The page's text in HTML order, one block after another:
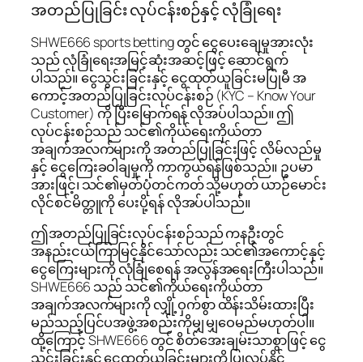
အတည်ပြုခြင်း လုပ်ငန်းစဉ်နှင့် လုံခြုံရေး
SHWE666 sports betting တွင် ငွေပေးချေမှုအားလုံး
သည် လုံခြုံရေးအမြင့်ဆုံးအဆင့်ဖြင့် ဆောင်ရွက်
ပါသည်။ ငွေသွင်းခြင်းနှင့် ငွေထုတ်ယူခြင်းမပြုမီ အ
ကောင့်အတည်ပြုခြင်းလုပ်ငန်းစဉ် (KYC – Know Your
Customer) ကို ပြီးမြောက်ရန် လိုအပ်ပါသည်။ ဤ
လုပ်ငန်းစဉ်သည် သင်၏ကိုယ်ရေးကိုယ်တာ
အချက်အလက်များကို အတည်ပြုခြင်းဖြင့် လိမ်လည်မှု
နှင့် ငွေကြေးခဝါချမှုကို ကာကွယ်ရန်ဖြစ်သည်။ ဥပမာ
အားဖြင့်၊ သင်၏မှတ်ပုံတင်ကတ် သို့မဟုတ် ယာဉ်မောင်း
လိုင်စင်မိတ္တူကို ပေးပို့ရန် လိုအပ်ပါသည်။
ဤအတည်ပြုခြင်းလုပ်ငန်းစဉ်သည် ကနဦးတွင်
အနည်းငယ်ကြာမြင့်နိုင်သော်လည်း သင်၏အကောင့်နှင့်
ငွေကြေးများကို လုံခြုံစေရန် အလွန်အရေးကြီးပါသည်။
SHWE666 သည် သင်၏ကိုယ်ရေးကိုယ်တာ
အချက်အလက်များကို လျှို့ဝှက်စွာ ထိန်းသိမ်းထားပြီး
မည်သည့်ပြင်ပအဖွဲ့အစည်းကိုမျှ မျှဝေမည်မဟုတ်ပါ။
ထို့ကြောင့် SHWE666 တွင် စိတ်အေးချမ်းသာစွာဖြင့် ငွေ
သွင်းခြင်းနှင့် ငွေထုတ်ယူခြင်းများကို ပြုလုပ်နိုင်